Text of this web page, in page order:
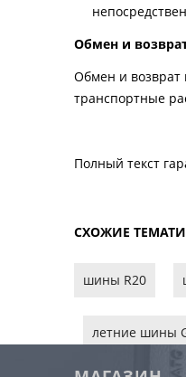
Обмен и
Обмен и возврат
транспортные
Полный текст
СХОЖИЕ
шины R20
летние шины